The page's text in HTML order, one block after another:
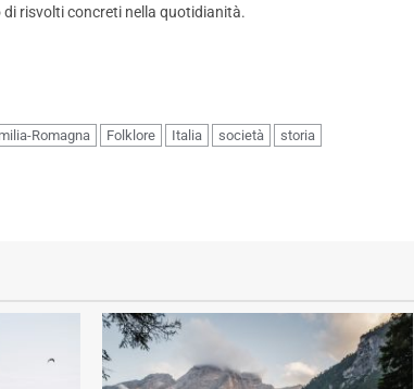
di risvolti concreti nella quotidianità.
Romagna Folklore Italia società storia